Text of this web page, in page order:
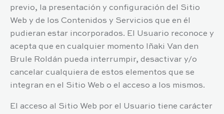
previo, la presentación y configuración del Sitio
Web y de los Contenidos y Servicios que en él
pudieran estar incorporados. El Usuario reconoce y
acepta que en cualquier momento
Iñaki Van den
Brule Roldán pueda interrumpir, desactivar y/o
cancelar cualquiera de estos elementos que se
integran en el Sitio Web o el acceso a los mismos.
El acceso al Sitio Web por el Usuario tiene carácter